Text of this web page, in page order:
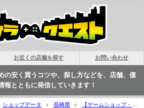
お近くの店舗を探す お問い合わせ
の安く買うコツや、探し方などを、店舗、価
報とともに発信していきます！
ショップデータ 長崎県
【ゲームショップ・ゲ